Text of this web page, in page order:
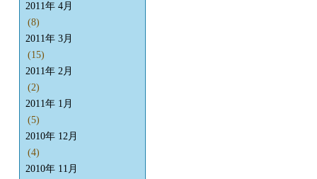
2011年 4月
(8)
2011年 3月
(15)
2011年 2月
(2)
2011年 1月
(5)
2010年 12月
(4)
2010年 11月